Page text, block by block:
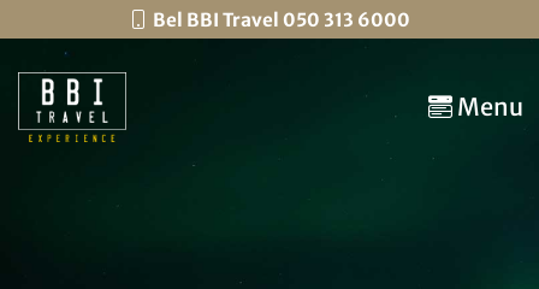
Bel BBI Travel 050 313 6000
Menu